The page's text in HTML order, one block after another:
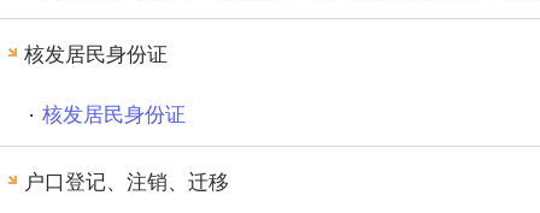
核发居民身份证
核发居民身份证
户口登记、注销、迁移